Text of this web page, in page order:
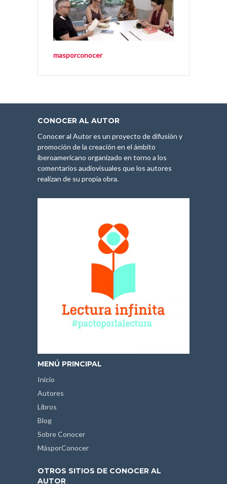
masporconocer
CONOCER AL AUTOR
Conocer al Autor es un proyecto de difusión y
promoción de la creación en el ámbito
iberoamericano organizado en torno a los
comentarios audiovisuales que los autores
realizan de su propia obra.
MENÚ PRINCIPAL
Inicio
Autores
Libros
Blog
Sobre Conocer
MásporConocer
OTROS SITIOS DE CONOCER AL
AUTOR